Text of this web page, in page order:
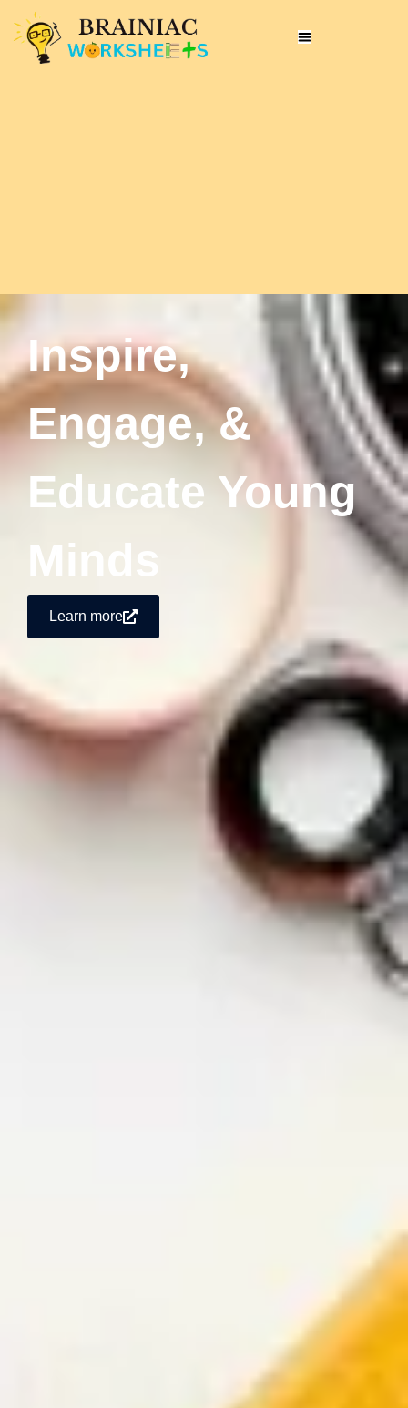
Inspire,
Engage, &
Educate Young
Minds
Learn more